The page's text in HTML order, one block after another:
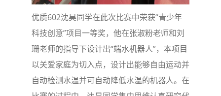
优质602沈昊同学在此次比赛中荣获“青少年
科技创意”项目一等奖，他在张淑粉老师和刘
珊老师的指导下设计出“端水机器人”，本项目
以关爱家庭为切入点，设计出能够自由运动并
自动检测水温并可自动降低水温的机器人。在